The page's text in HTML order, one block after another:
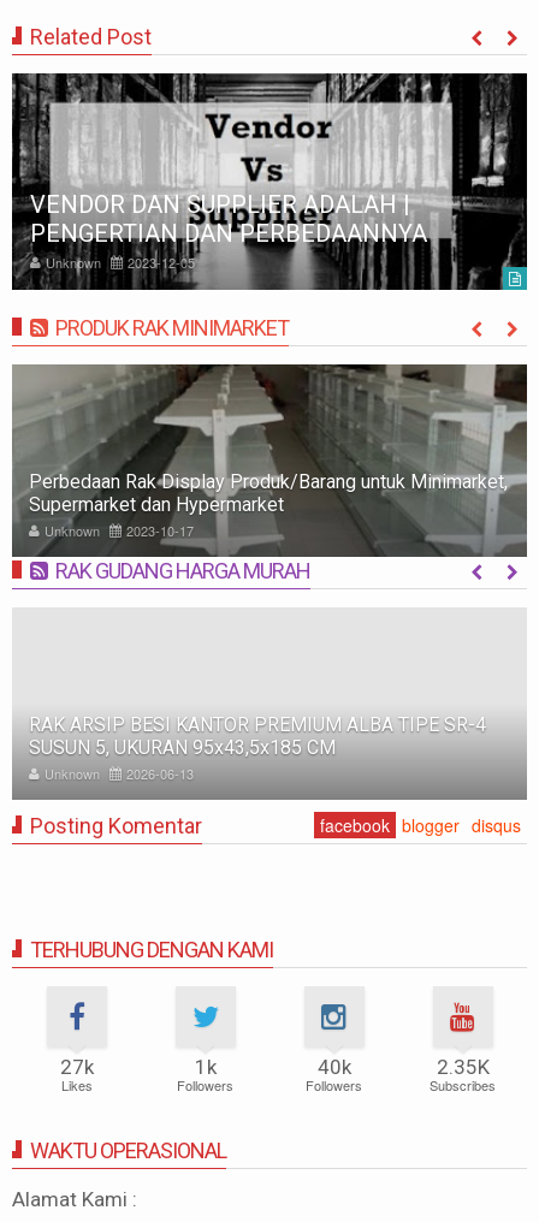
Related Post
VENDOR DAN SUPPLIER ADALAH |
PENGERTIAN DAN PERBEDAANNYA
Unknown 2023-12-05
PRODUK RAK MINIMARKET MORE
Perbedaan Rak Display Produk/Barang untuk Minimarket,
Supermarket dan Hypermarket
Unknown 2023-10-17
RAK GUDANG HARGA MURAH MORE
RAK ARSIP BESI KANTOR PREMIUM ALBA TIPE SR-4
SUSUN 5, UKURAN 95x43,5x185 CM
Unknown 2026-06-13
Posting Komentar facebook blogger disqus
TERHUBUNG DENGAN KAMI
27k
Likes
1k
Followers
40k
Followers
2.35K
Subscribes
WAKTU OPERASIONAL
Alamat Kami :